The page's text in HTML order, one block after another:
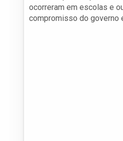
ocorreram em escolas e
compromisso do governo